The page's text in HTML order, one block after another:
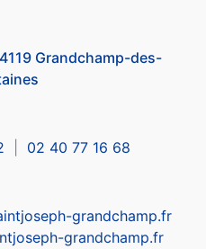
Grandchamp-des-
02 40 77 16 68
grandchamp.fr
grandchamp.fr